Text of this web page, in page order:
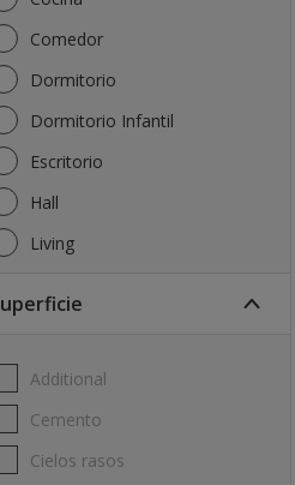
Comedor
Dormitorio
Dormitorio Infantil
Escritorio
Hall
Living
Superficie
Additional
Cemento
Cielos rasos